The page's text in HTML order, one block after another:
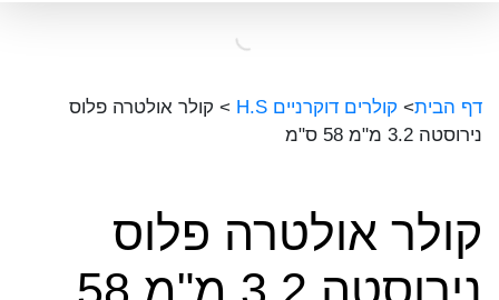
דף הבית> קולרים דוקרניים H.S > קולר אולטרה פלוס
נירוסטה 3.2 מ"מ 58 ס"מ
קולר אולטרה פלוס